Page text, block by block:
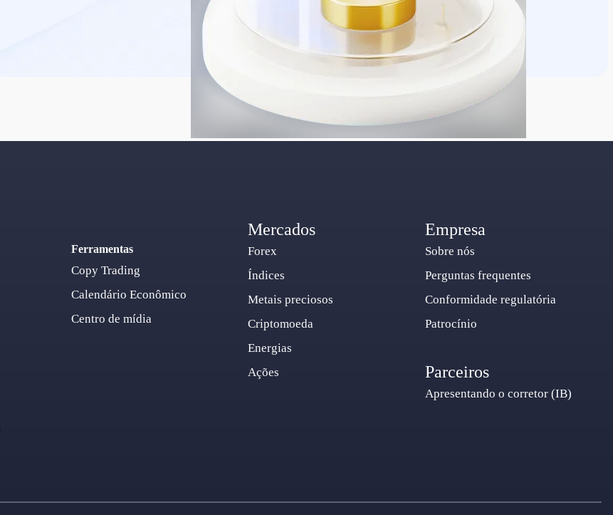
Ferramentas
Copy Trading
Calendário Econômico
Centro de mídia
Mercados
Forex
Índices
Metais preciosos
Criptomoeda
Energias
Ações
Empresa
Sobre nós
Perguntas frequentes
Conformidade regulatória
Patrocínio
Parceiros
Apresentando o corretor (IB)